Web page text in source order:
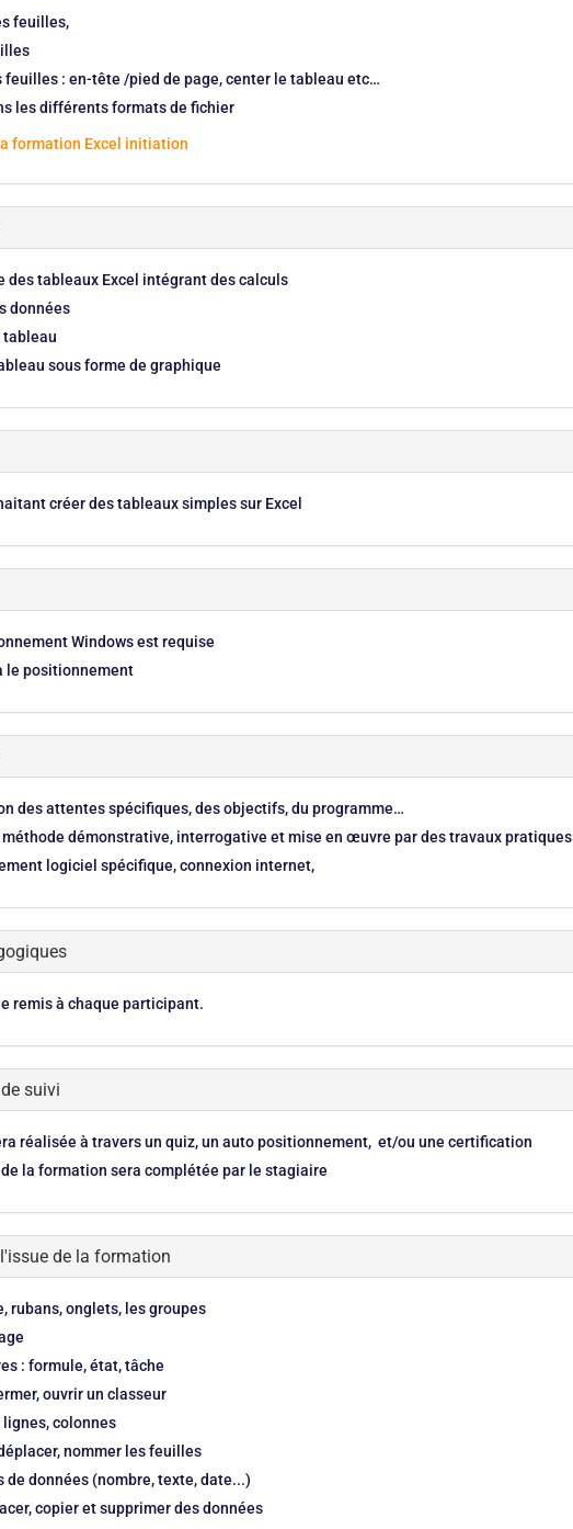
feuilles,
feuilles : en-tête /pied de page, center le tableau etc…
les différents formats de fichier
formation Excel initiation
des tableaux Excel intégrant des calculs
données
tableau
sous forme de graphique
créer des tableaux simples sur Excel
Windows est requise
le positionnement
des attentes spécifiques, des objectifs, du programme…
démonstrative, interrogative et mise en œuvre par des travaux pratiques
logiciel spécifique, connexion internet,
remis à chaque participant.
suivi
réalisée à travers un quiz, un auto positionnement, et/ou une certification
la formation sera complétée par le stagiaire
de la formation
rubans, onglets, les groupes
: formule, état, tâche
ouvrir un classeur
lignes, colonnes
nommer les feuilles
de données (nombre, texte, date...)
copier et supprimer des données